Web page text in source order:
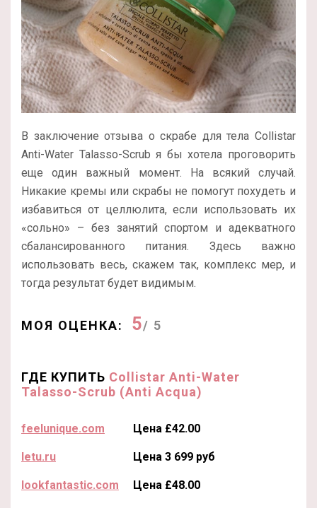
В заключение отзыва о скрабе для тела Collistar
Anti-Water Talasso-Scrub я бы хотела проговорить
еще один важный момент. На всякий случай.
Никакие кремы или скрабы не помогут похудеть и
избавиться от целлюлита, если использовать их
«сольно» – без занятий спортом и адекватного
сбалансированного питания. Здесь важно
использовать весь, скажем так, комплекс мер, и
тогда результат будет видимым.
МОЯ ОЦЕНКА: 5/ 5
ГДЕ КУПИТЬ Collistar Anti-Water
Talasso-Scrub (Anti Acqua)
feelunique.com Цена £42.00
letu.ru Цена 3 699 руб
lookfantastic.com Цена £48.00